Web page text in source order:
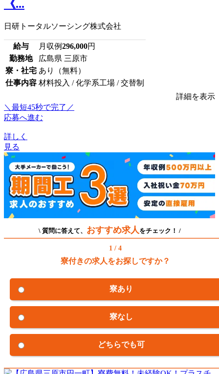
《...
日研トータルソーシング株式会社
給与 月収例296,000円
勤務地
広島県 三原市
寮・社宅 あり（無料）
仕事内容 材料投入 / 化学系工場 / 交替制
詳細を表示
＼最短45秒で完了／
応募へ進む
詳しく
見る
\ 質問に答えて、 おすすめ求人 をチェック！ /
1 / 4
寮付きの求人をお探しですか？
寮あり
寮なし
どちらでも可